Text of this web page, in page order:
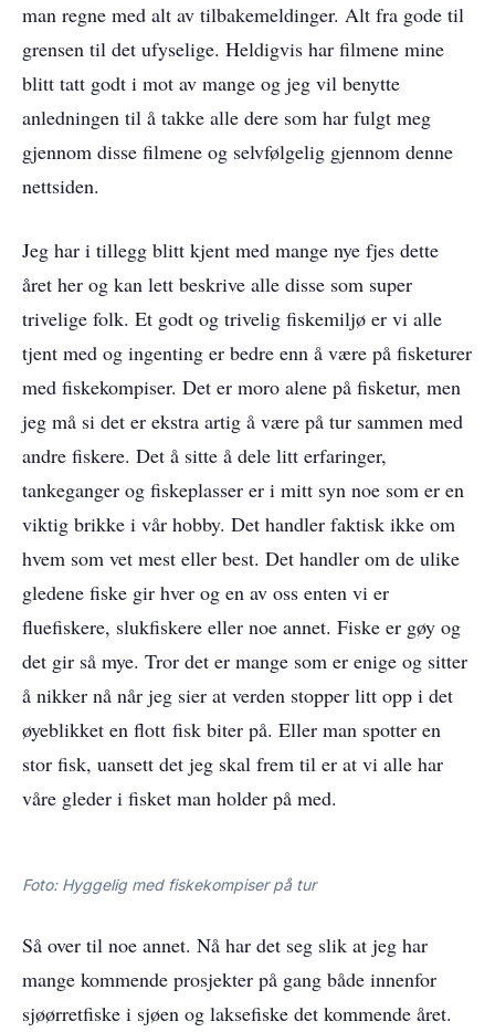
man regne med alt av tilbakemeldinger. Alt fra gode til
grensen til det ufyselige. Heldigvis har filmene mine
blitt tatt godt i mot av mange og jeg vil benytte
anledningen til å takke alle dere som har fulgt meg
gjennom disse filmene og selvfølgelig gjennom denne
nettsiden.
Jeg har i tillegg blitt kjent med mange nye fjes dette
året her og kan lett beskrive alle disse som super
trivelige folk. Et godt og trivelig fiskemiljø er vi alle
tjent med og ingenting er bedre enn å være på fisketurer
med fiskekompiser. Det er moro alene på fisketur, men
jeg må si det er ekstra artig å være på tur sammen med
andre fiskere. Det å sitte å dele litt erfaringer,
tankeganger og fiskeplasser er i mitt syn noe som er en
viktig brikke i vår hobby. Det handler faktisk ikke om
hvem som vet mest eller best. Det handler om de ulike
gledene fiske gir hver og en av oss enten vi er
fluefiskere, slukfiskere eller noe annet. Fiske er gøy og
det gir så mye. Tror det er mange som er enige og sitter
å nikker nå når jeg sier at verden stopper litt opp i det
øyeblikket en flott fisk biter på. Eller man spotter en
stor fisk, uansett det jeg skal frem til er at vi alle har
våre gleder i fisket man holder på med.
Foto: Hyggelig med fiskekompiser på tur
Så over til noe annet. Nå har det seg slik at jeg har
mange kommende prosjekter på gang både innenfor
sjøørretfiske i sjøen og laksefiske det kommende året.